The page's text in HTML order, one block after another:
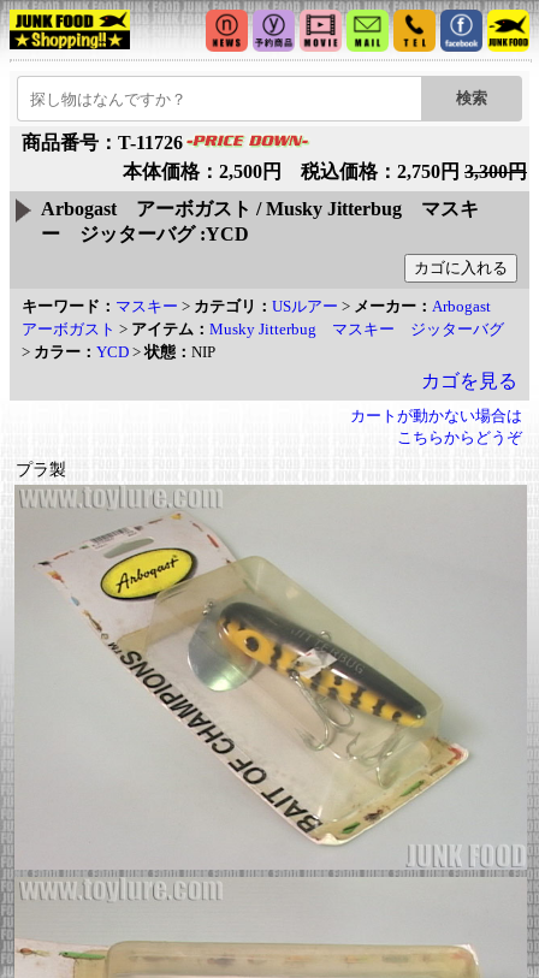
商品番号：T-11726
本体価格：2,500円 税込価格：2,750円 3,300円
Arbogast アーボガスト / Musky Jitterbug マスキ
ー ジッターバグ :YCD
キーワード： マスキー > カテゴリ： USルアー > メーカー： Arbogast
アーボガスト > アイテム： Musky Jitterbug マスキー ジッターバグ
> カラー： YCD >状態： NIP
カゴを見る
カートが動かない場合は
こちらからどうぞ
プラ製